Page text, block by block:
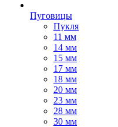
Пуговицы
Пукля
11 мм
14 мм
15 мм
17 мм
18 мм
20 мм
23 мм
28 мм
30 мм